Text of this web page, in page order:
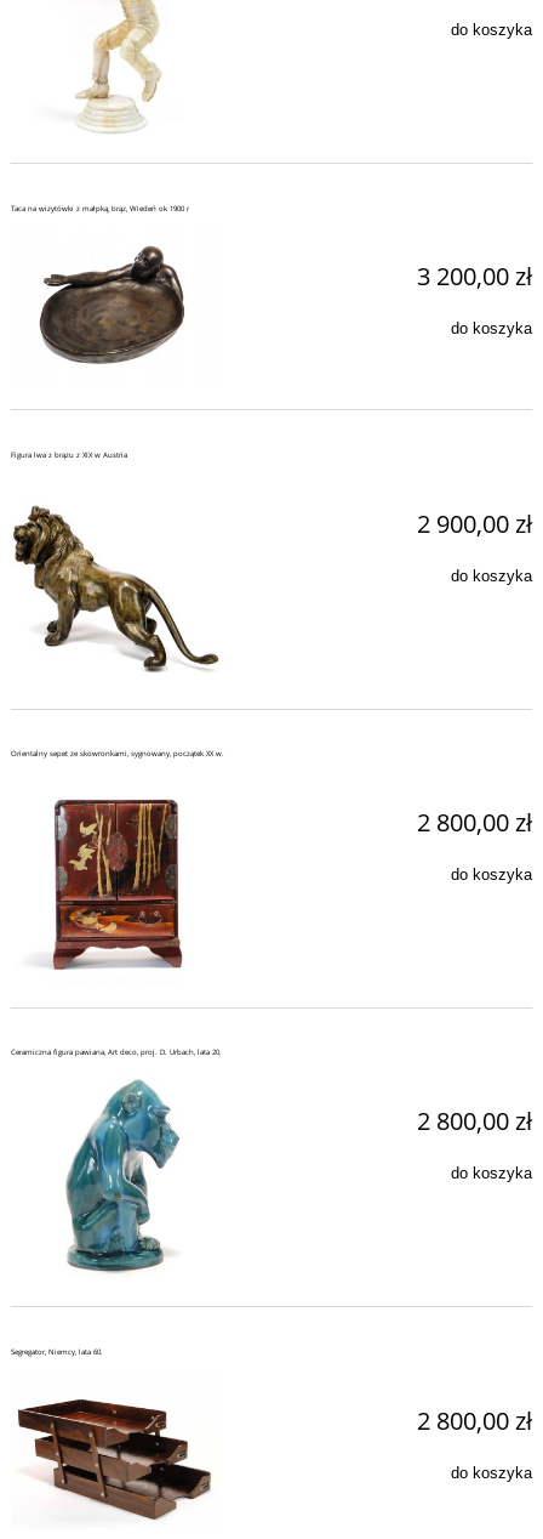
do koszyka
Taca na wizytówki z małpką, brąz, Wiedeń ok 1900 r
3 200,00 zł
do koszyka
Figura lwa z brązu z XIX w Austria
2 900,00 zł
do koszyka
Orientalny sepet ze skowronkami, sygnowany, początek XX w.
2 800,00 zł
do koszyka
Ceramiczna figura pawiana, Art deco, proj. D. Urbach, lata 20.
2 800,00 zł
do koszyka
Segregator, Niemcy, lata 60.
2 800,00 zł
do koszyka